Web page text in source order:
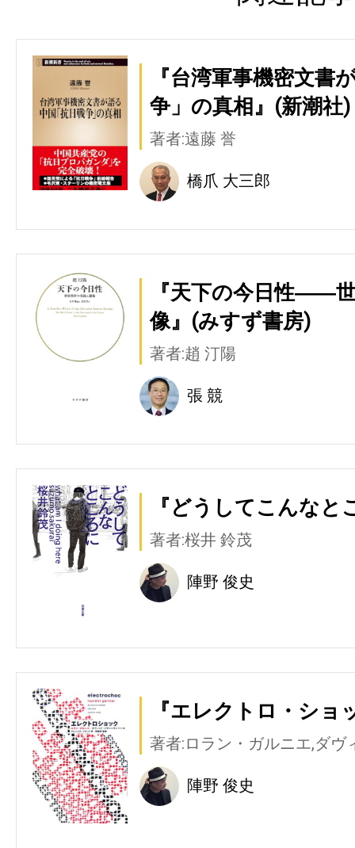
『台湾軍事機密文書
争」の真相』(新潮社)
著者:遠藤 誉
橋爪 大三郎
『天下の今日性――
像』(みすず書房)
著者:趙 汀陽
張 競
『どうしてこんなと
著者:桜井 鈴茂
陣野 俊史
『エレクトロ・ショ
著者:ロラン・ガルニエ,ダヴ
陣野 俊史